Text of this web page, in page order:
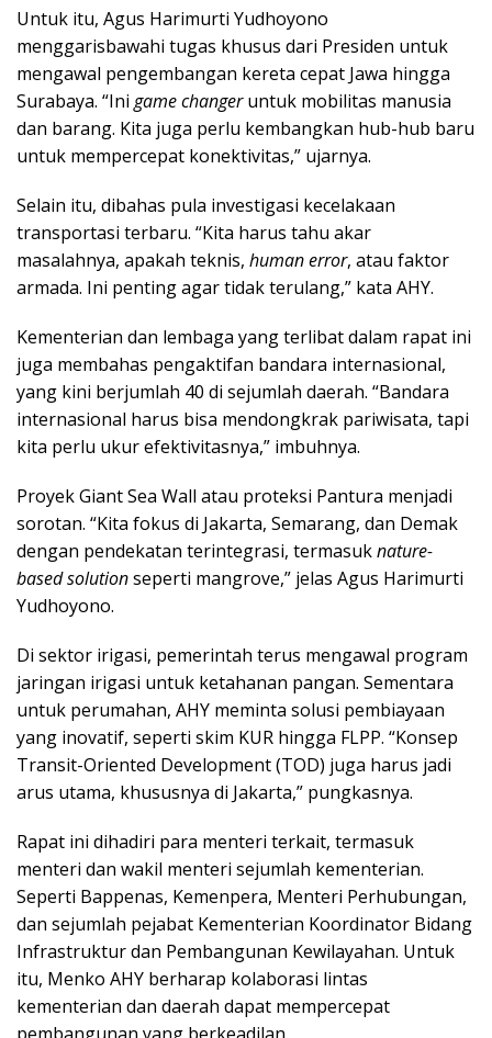
Untuk itu, Agus Harimurti Yudhoyono
menggarisbawahi tugas khusus dari Presiden untuk
mengawal pengembangan kereta cepat Jawa hingga
Surabaya. “Ini game changeruntuk mobilitas manusia
dan barang. Kita juga perlu kembangkan hub-hub baru
untuk mempercepat konektivitas,” ujarnya.
Selain itu, dibahas pula investigasi kecelakaan
transportasi terbaru. “Kita harus tahu akar
masalahnya, apakah teknis, human error, atau faktor
armada. Ini penting agar tidak terulang,” kata AHY.
Kementerian dan lembaga yang terlibat dalam rapat ini
juga membahas pengaktifan bandara internasional,
yang kini berjumlah 40 di sejumlah daerah. “Bandara
internasional harus bisa mendongkrak pariwisata, tapi
kita perlu ukur efektivitasnya,” imbuhnya.
Proyek Giant Sea Wall atau proteksi Pantura menjadi
sorotan. “Kita fokus di Jakarta, Semarang, dan Demak
dengan pendekatan terintegrasi, termasuknature-
based solutionseperti mangrove,” jelas Agus Harimurti
Yudhoyono.
Di sektor irigasi, pemerintah terus mengawal program
jaringan irigasi untuk ketahanan pangan. Sementara
untuk perumahan, AHY meminta solusi pembiayaan
yang inovatif, seperti skim KUR hingga FLPP. “Konsep
Transit-Oriented Development (TOD) juga harus jadi
arus utama, khususnya di Jakarta,” pungkasnya.
Rapat ini dihadiri para menteri terkait, termasuk
menteri dan wakil menteri sejumlah kementerian.
Seperti Bappenas, Kemenpera, Menteri Perhubungan,
dan sejumlah pejabat Kementerian Koordinator Bidang
Infrastruktur dan Pembangunan Kewilayahan. Untuk
itu, Menko AHY berharap kolaborasi lintas
kementerian dan daerah dapat mempercepat
pembangunan yang berkeadilan.